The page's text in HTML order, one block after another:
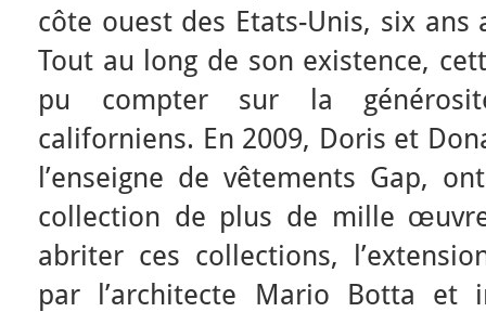
côte ouest des Etats-Unis, six ans
Tout au long de son existence,
pu compter sur la
californiens. En 2009, Doris et
l’enseigne de vêtements Gap,
collection de plus de mille
abriter ces collections,
par l’architecte Mario Botta et